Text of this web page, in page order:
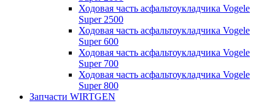
Ходовая часть асфальтоукладчика Vogele
Super 2500
Ходовая часть асфальтоукладчика Vogele
Super 600
Ходовая часть асфальтоукладчика Vogele
Super 700
Ходовая часть асфальтоукладчика Vogele
Super 800
Запчасти WIRTGEN